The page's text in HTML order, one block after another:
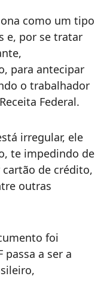
como um tipo
e, por se tratar
para antecipar
o trabalhador
Federal.
irregular, ele
te impedindo de
de crédito,
outras
foi
passa a ser a